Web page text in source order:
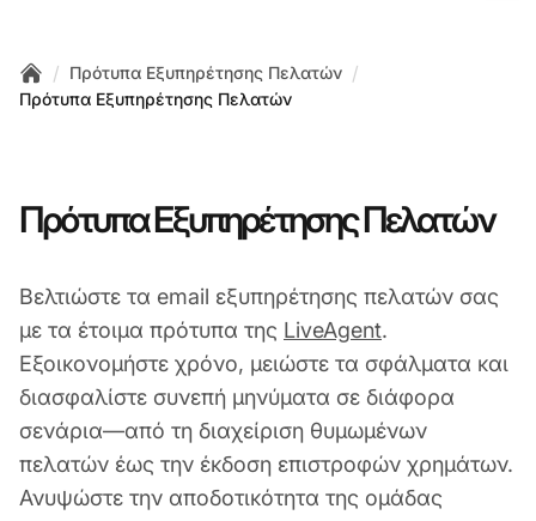
Home
/ Πρότυπα Εξυπηρέτησης Πελατών /
Πρότυπα Εξυπηρέτησης Πελατών
Πρότυπα Εξυπηρέτησης Πελατών
Βελτιώστε τα email εξυπηρέτησης πελατών σας
με τα έτοιμα πρότυπα της LiveAgent.
Εξοικονομήστε χρόνο, μειώστε τα σφάλματα και
διασφαλίστε συνεπή μηνύματα σε διάφορα
σενάρια—από τη διαχείριση θυμωμένων
πελατών έως την έκδοση επιστροφών χρημάτων.
Ανυψώστε την αποδοτικότητα της ομάδας